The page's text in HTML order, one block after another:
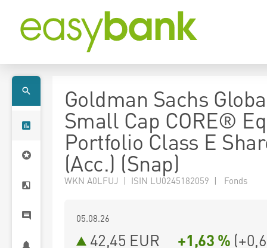
Goldman Sachs
Small Cap CORE®
Portfolio Class E
(Acc.) (Snap)
WKN A0LFUJ | ISIN LU0245182059 | Fonds
05.08.26
42,45 EUR +1,63 % (